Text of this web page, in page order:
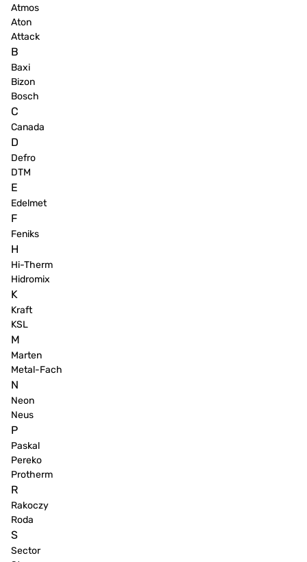
Atmos
Aton
Attack
B
Baxi
Bizon
Bosch
C
Canada
D
Defro
DTM
E
Edelmet
F
Feniks
H
Hi-Therm
Hidromix
K
Kraft
KSL
M
Marten
Metal-Fach
N
Neon
Neus
P
Paskal
Pereko
Protherm
R
Rakoczy
Roda
S
Sector